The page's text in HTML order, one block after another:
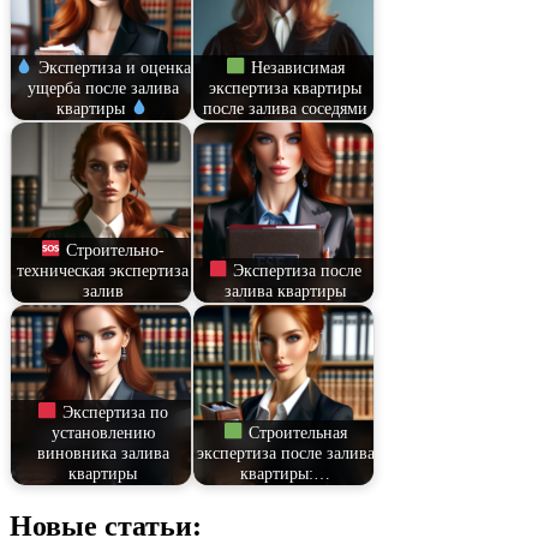
Экспертиза и оценка
ущерба после залива
квартиры
Независимая
экспертиза квартиры
после залива соседями
Строительно-
техническая экспертиза
залив
Экспертиза после
залива квартиры
Экспертиза по
установлению
виновника залива
квартиры
Строительная
экспертиза после залива
квартиры:…
Новые статьи: